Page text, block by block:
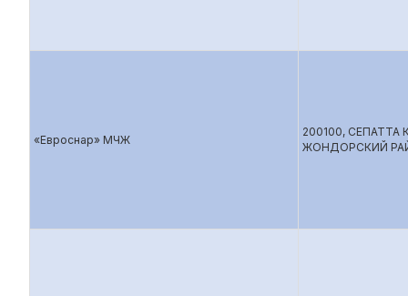
«Евроснар» МЧЖ
200100, СЕПАТТА
ЖОНДОPСКИЙ